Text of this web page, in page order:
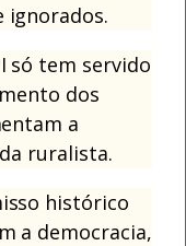
ignorados.
só tem servido
dos
a
ruralista.
histórico
a democracia,